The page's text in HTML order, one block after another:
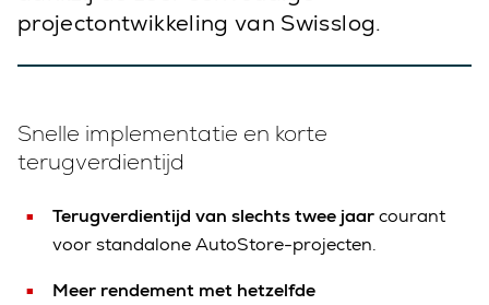
projectontwikkeling van Swisslog.
Snelle implementatie en korte
terugverdientijd
Terugverdientijd van slechts twee jaarcourant
voor standalone AutoStore-projecten.
Meer rendement met hetzelfde